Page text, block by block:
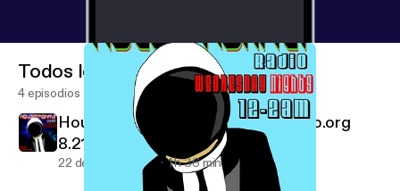
Todos los episodios
4 episodios
Housetronaut Radio Live on Killradio.org
8.21
22 de ago de 2014 1 h 36 min